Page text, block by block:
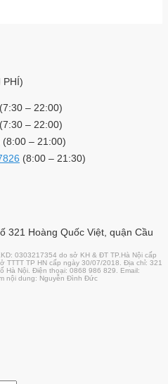
PHÍ)
(7:30 – 22:00)
(7:30 – 22:00)
(8:00 – 21:00)
(8:00 – 21:30)
321 Hoàng Quốc Việt, quận Cầu
0303217354 do sở KH & ĐT TP.Hà Nội cấp
TTTT TP HN cấp ngày 30/07/2018. Địa chỉ: 321
Hà Nội. Điện thoại: 0868 986 829. Email:
nội dung: Nguyễn Đình Đức